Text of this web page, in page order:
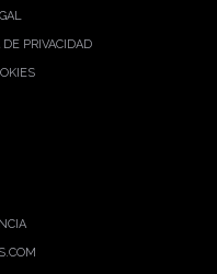
PRIVACIDAD